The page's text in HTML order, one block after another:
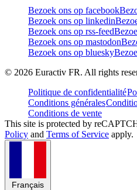
Bezoek ons op facebook
Bezoek ons op linkedin
Bezoek ons op rss-feed
Bezoek ons op mastodon
Bezoek ons op bluesky
© 2026 Euractiv FR. All rights
Politique de confidentialité
Conditions générales
Conditions de vente
This site is protected by
Policy and Terms of Service apply.
Français